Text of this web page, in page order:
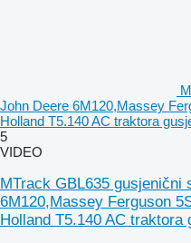
John Deere 6M120,Massey
Holland T5.140 AC traktora
5
VIDEO
MTrack GBL635 gusjenični
6M120,Massey Ferguson
Holland T5.140 AC traktora